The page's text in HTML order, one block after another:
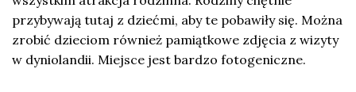
przybywają tutaj z dziećmi, aby te pobawiły się. Można
zrobić dzieciom również pamiątkowe zdjęcia z wizyty
w dyniolandii. Miejsce jest bardzo fotogeniczne.